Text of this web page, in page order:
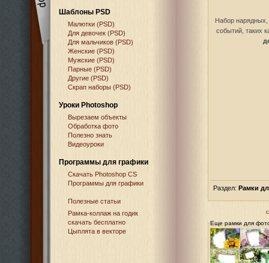
Шаблоны PSD
Малютки (PSD)
Для девочек (PSD)
Для мальчиков (PSD)
Женские (PSD)
Мужские (PSD)
Парные (PSD)
Другие (PSD)
Скрап наборы (PSD)
Уроки Photoshop
Вырезаем объекты
Обработка фото
Полезно знать
Видеоуроки
Программы для графики
Cкачать Photoshop CS
Программы для графики
Полезные статьи
Рамка-коллаж на годик
скачать бесплатно
Цыплята в векторе
Набор
событий, таких
Раздел: Рамки
Еще рамки для